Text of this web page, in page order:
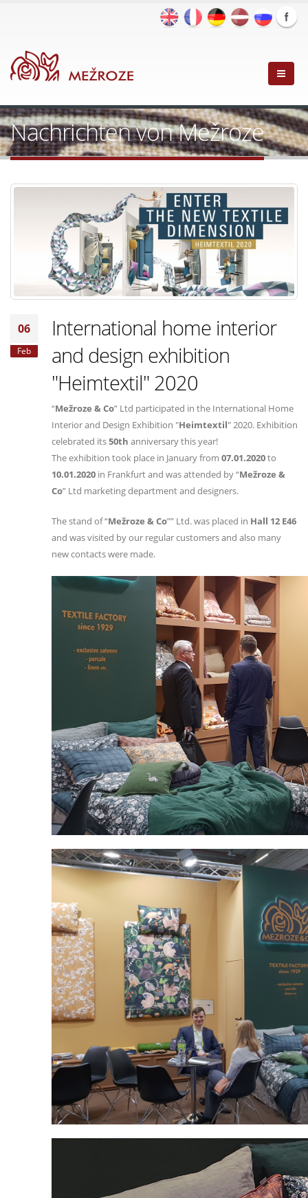
Nachrichten von Mežroze
06
Feb
International home interior
and design exhibition
"Heimtextil" 2020
“Mežroze & Co” Ltd participated in the International Home
Interior and Design Exhibition "Heimtextil" 2020. Exhibition
celebrated its50th anniversary this year!
The exhibition took place in January from 07.01.2020to
10.01.2020 in Frankfurt and was attended by “Mežroze &
Co” Ltd marketing department and designers.
The stand of “Mežroze & Co”” Ltd. was placed in Hall 12 E46
and was visited by our regular customers and also many
new contacts were made.